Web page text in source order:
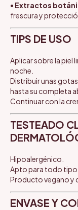
• Extractos
frescura y
TIPS DE USO
Aplicar sobre la piel
noche.
Distribuir unas
hasta su completa
Continuar con la
TESTEADO
Hipoalergénico.
Apto para todo tipo
Producto vegano y
ENVASE Y